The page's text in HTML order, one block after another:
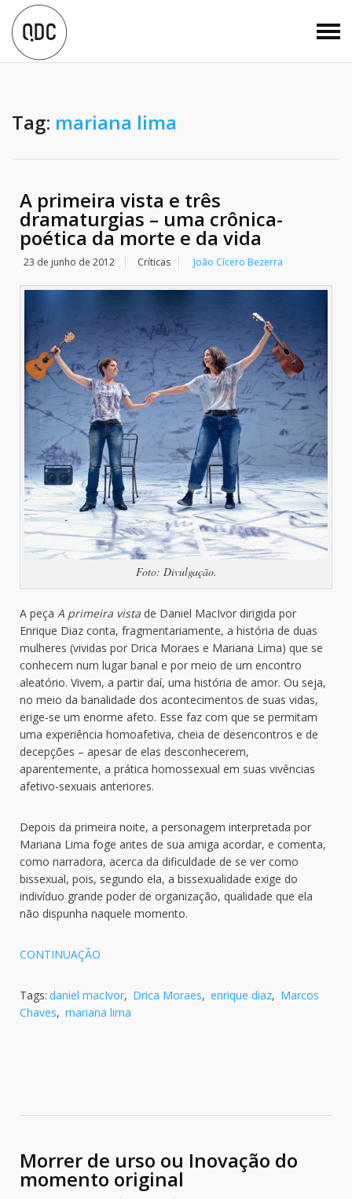
Tag: mariana lima
A primeira vista e três
dramaturgias – uma crônica-
poética da morte e da vida
23 de junho de 2012 Críticas João Cícero Bezerra
Foto: Divulgação.
A peça A primeira vista de Daniel MacIvor dirigida por
Enrique Diaz conta, fragmentariamente, a história de duas
mulheres (vividas por Drica Moraes e Mariana Lima) que se
conhecem num lugar banal e por meio de um encontro
aleatório. Vivem, a partir daí, uma história de amor. Ou seja,
no meio da banalidade dos acontecimentos de suas vidas,
erige-se um enorme afeto. Esse faz com que se permitam
uma experiência homoafetiva, cheia de desencontros e de
decepções – apesar de elas desconhecerem,
aparentemente, a prática homossexual em suas vivências
afetivo-sexuais anteriores.
Depois da primeira noite, a personagem interpretada por
Mariana Lima foge antes de sua amiga acordar, e comenta,
como narradora, acerca da dificuldade de se ver como
bissexual, pois, segundo ela, a bissexualidade exige do
indivíduo grande poder de organização, qualidade que ela
não dispunha naquele momento.
CONTINUAÇÃO
Tags: daniel macIvor, Drica Moraes, enrique diaz, Marcos
Chaves, mariana lima
Morrer de urso ou Inovação do
momento original